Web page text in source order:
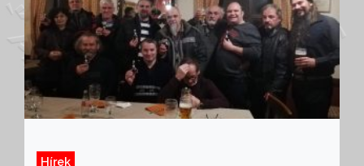
Hírek